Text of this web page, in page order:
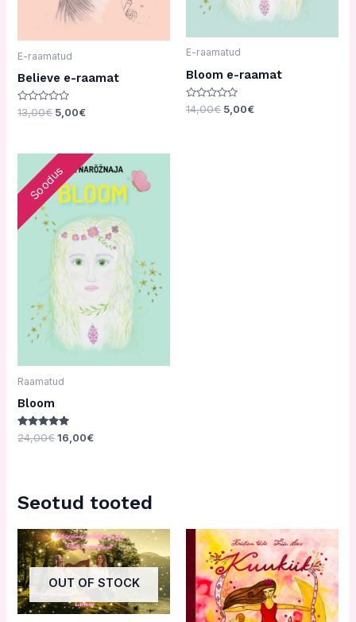
E-raamatud
Believe e-raamat
Hinnanguga
0
13,00€ 5,00€
E-raamatud
Bloom e-raamat
Hinnanguga
0
14,00€ 5,00€
Soodus
Raamatud
Bloom
Hinnanguga
5.00
24,00€
Algne
hind
oli:
24,00€.
16,00€
price
is:
16,00€.
Seotud tooted
OUT OF STOCK